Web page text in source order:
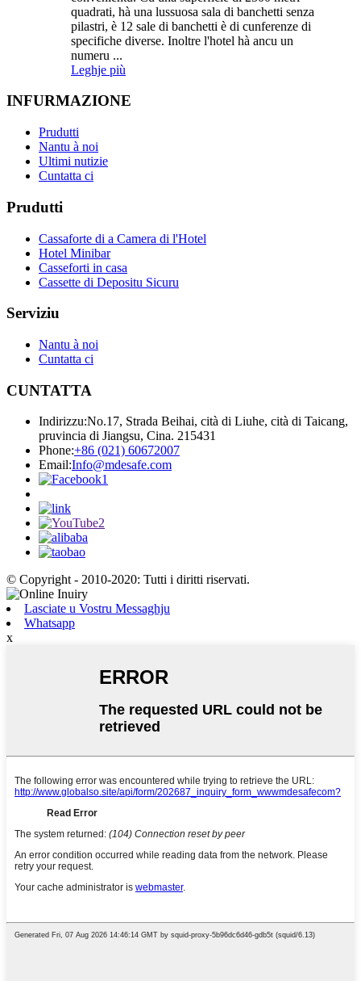
quadrati, hà una lussuosa sala di banchetti senza
pilastri, è 12 sale di banchetti è di cunferenze di
specifiche diverse. Inoltre l'hotel hà ancu un
numeru ...
Leghje più
INFURMAZIONE
Prudutti
Nantu à noi
Ultimi nutizie
Cuntatta ci
Prudutti
Cassaforte di a Camera di l'Hotel
Hotel Minibar
Casseforti in casa
Cassette di Depositu Sicuru
Serviziu
Nantu à noi
Cuntatta ci
CUNTATTA
Indirizzu:No.17, Strada Beihai, cità di Liuhe, cità di Taicang,
pruvincia di Jiangsu, Cina. 215431
Phone:+86 (021) 60672007
Email:Info@mdesafe.com
© Copyright - 2010-2020: Tutti i diritti riservati.
Lasciate u Vostru Messaghju
Whatsapp
x